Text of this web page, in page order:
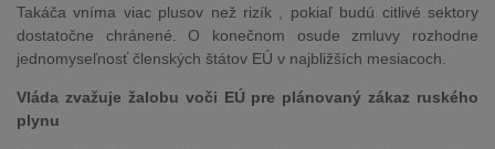
Takáča vníma viac plusov než rizík , pokiaľ budú citlivé sektory
dostatočne chránené. O konečnom osude zmluvy rozhodne
jednomyseľnosť členských štátov EÚ v najbližších mesiacoch.
Vláda zvažuje žalobu voči EÚ pre plánovaný zákaz ruského
plynu